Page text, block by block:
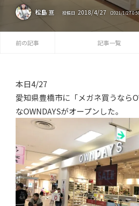
松島 亘 投稿日 2018/4/27 （2021/1/27
前の記事 記事一覧
本日4/27
愛知県豊橋市に「メガネ買うなら
なOWNDAYSがオープンした。